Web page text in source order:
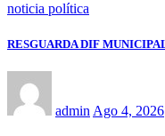
noticia política
RESGUARDA DIF
admin Ago 4, 2026